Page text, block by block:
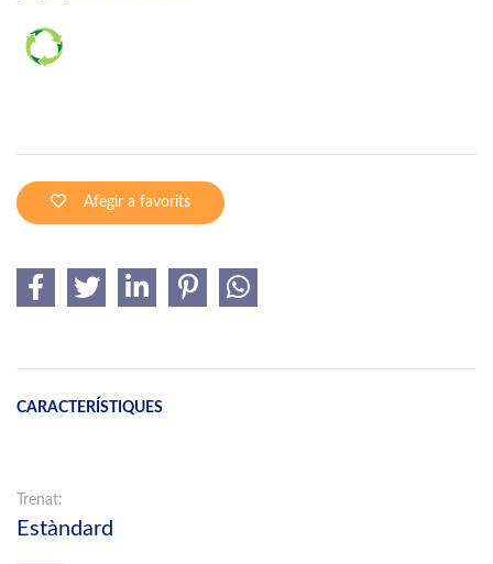
Afegir a favorits
CARACTERÍSTIQUES
Trenat:
Estàndard